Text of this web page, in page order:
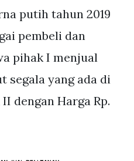
putih tahun 2019
pembeli dan
pihak I menjual
segala yang ada di
dengan Harga Rp.